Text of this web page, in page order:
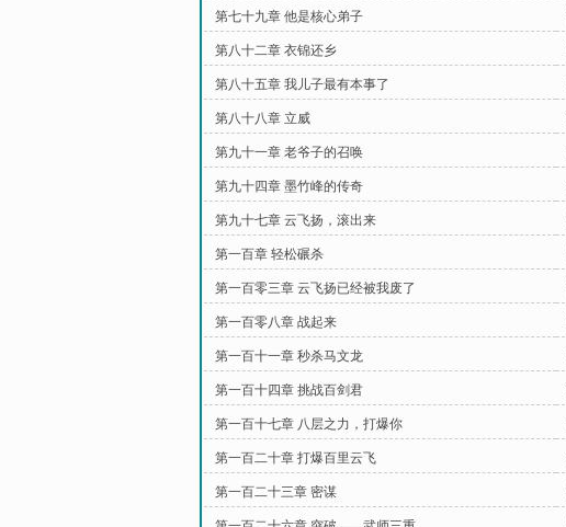
第七十九章 他是核心弟子
第八十二章 衣锦还乡
第八十五章 我儿子最有本事了
第八十八章 立威
第九十一章 老爷子的召唤
第九十四章 墨竹峰的传奇
第九十七章 云飞扬，滚出来
第一百章 轻松碾杀
第一百零三章 云飞扬已经被我废了
第一百零八章 战起来
第一百十一章 秒杀马文龙
第一百十四章 挑战百剑君
第一百十七章 八层之力，打爆你
第一百二十章 打爆百里云飞
第一百二十三章 密谋